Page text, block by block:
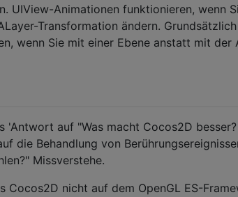
UIView-Animationen funktionieren, wenn
Transformation ändern.
wenn Sie mit einer Ebene anstatt mit der
'Antwort auf "Was macht Cocos2D
die Behandlung von
Missverstehe.
Cocos2D nicht auf dem OpenGL ES-